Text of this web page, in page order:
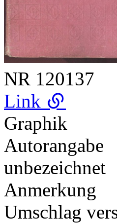
NR 120137
Link
Graphik
Autorangabe
unbezeichnet
Anmerkung
Umschlag